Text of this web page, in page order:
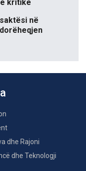
kritike
në
dhe Rajoni
dhe Teknologji